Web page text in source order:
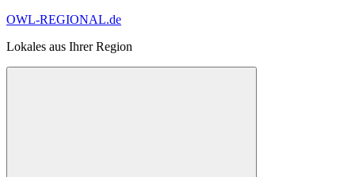
Zum
springen
OWL-REGIONAL.de
Lokales aus Ihrer Region